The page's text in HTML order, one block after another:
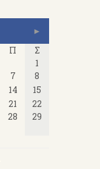
►
Π
Σ
1
7
8
14
15
21
22
28
29